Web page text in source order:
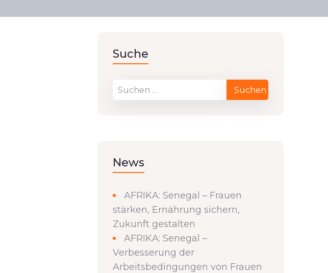
Suche
News
AFRIKA: Senegal – Frauen
stärken, Ernährung sichern,
Zukunft gestalten
AFRIKA: Senegal –
Verbesserung der
Arbeitsbedingungen von Frauen